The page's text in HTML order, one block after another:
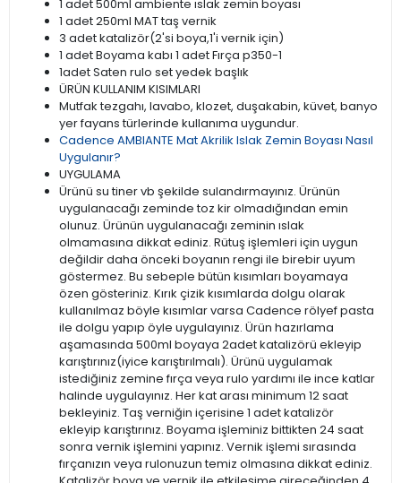
1 adet 500ml ambiente ıslak zemin boyası
1 adet 250ml MAT taş vernik
3 adet katalizör(2'si boya,1'i vernik için)
1 adet Boyama kabı 1 adet Fırça p350-1
1adet Saten rulo set yedek başlık
ÜRÜN KULLANIM KISIMLARI
Mutfak tezgahı, lavabo, klozet, duşakabin, küvet, banyo
yer fayans türlerinde kullanıma uygundur.
Cadence AMBIANTE Mat Akrilik Islak Zemin Boyası Nasıl
Uygulanır?
UYGULAMA
Ürünü su tiner vb şekilde sulandırmayınız. Ürünün
uygulanacağı zeminde toz kir olmadığından emin
olunuz. Ürünün uygulanacağı zeminin ıslak
olmamasına dikkat ediniz. Rütuş işlemleri için uygun
değildir daha önceki boyanın rengi ile birebir uyum
göstermez. Bu sebeple bütün kısımları boyamaya
özen gösteriniz. Kırık çizik kısımlarda dolgu olarak
kullanılmaz böyle kısımlar varsa Cadence rölyef pasta
ile dolgu yapıp öyle uygulayınız. Ürün hazırlama
aşamasında 500ml boyaya 2adet katalizörü ekleyip
karıştırınız(iyice karıştırılmalı). Ürünü uygulamak
istediğiniz zemine fırça veya rulo yardımı ile ince katlar
halinde uygulayınız. Her kat arası minimum 12 saat
bekleyiniz. Taş verniğin içerisine 1 adet katalizör
ekleyip karıştırınız. Boyama işleminiz bittikten 24 saat
sonra vernik işlemini yapınız. Vernik işlemi sırasında
fırçanızın veya rulonuzun temiz olmasına dikkat ediniz.